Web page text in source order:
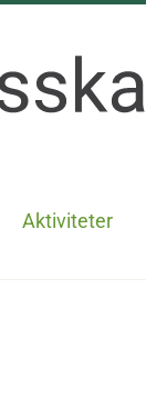
Aktiviteter